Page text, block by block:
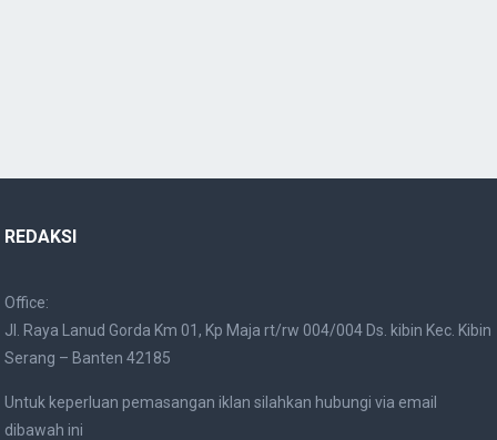
REDAKSI
Office:
Jl. Raya Lanud Gorda Km 01, Kp Maja rt/rw 004/004 Ds. kibin Kec. Kibin
Serang – Banten 42185
Untuk keperluan pemasangan iklan silahkan hubungi via email
dibawah ini